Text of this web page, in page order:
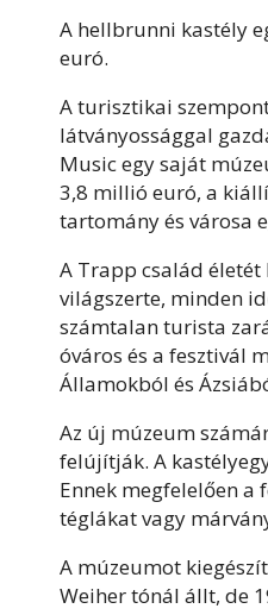
A hellbrunni kastély
euró.
A turisztikai
látványossággal
Music egy saját
3,8 millió euró, a
tartomány és városa
A Trapp család
világszerte, minden
számtalan turista
óváros és a fesztivál
Államokból és
Az új múzeum
felújítják. A
Ennek megfelelően
téglákat vagy
A múzeumot
Weiher tónál állt, de